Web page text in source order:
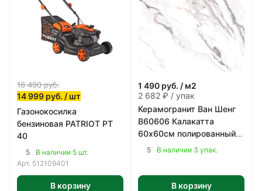
16 490руб.
14 999 руб. / шт
Газонокосилка
бензиновая PATRIOT PT
40
5
В наличии 5 шт.
Арт. 512109401
В корзину
1 490 руб. / м2
2 682 ₽ / упак
Керамогранит Ван Шенг
В60606 Калакатта
60х60см полированный
цвет бело-серый 1,8 м2/
5 В наличии 3 упак.
В корзину